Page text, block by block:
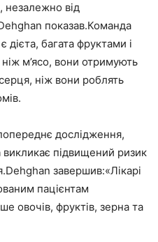
незалежно від
показав.Команда
багата фруктами і
м’ясо, вони отримують
ніж вони роблять
дослідження,
викликає підвищений ризик
завершив:«Лікарі
пацієнтам
овочів, фруктів, зерна та